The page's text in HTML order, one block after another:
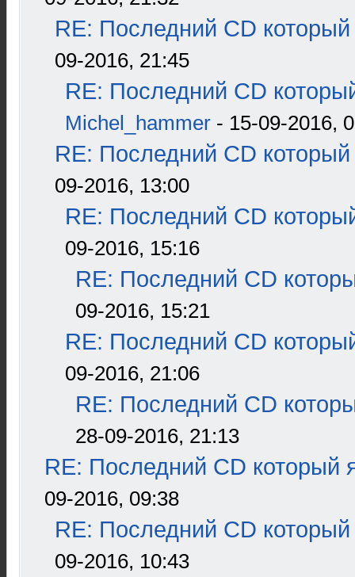
RE: Последний CD который
09-2016, 21:45
RE: Последний CD
Michel_hammer - 15-09-2016,
RE: Последний CD который
09-2016, 13:00
RE: Последний CD
09-2016, 15:16
RE: Последний CD
09-2016, 15:21
RE: Последний CD
09-2016, 21:06
RE: Последний CD
28-09-2016, 21:13
RE: Последний CD который
09-2016, 09:38
RE: Последний CD который
09-2016, 10:43